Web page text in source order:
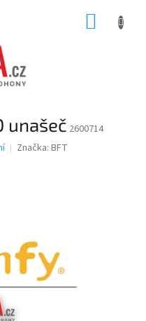
unašeč 2600714
Značka: BFT